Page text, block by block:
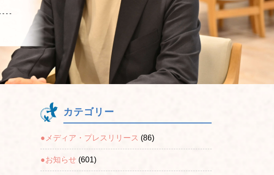
カテゴリー
●メディア・プレスリリース (86)
●お知らせ (601)